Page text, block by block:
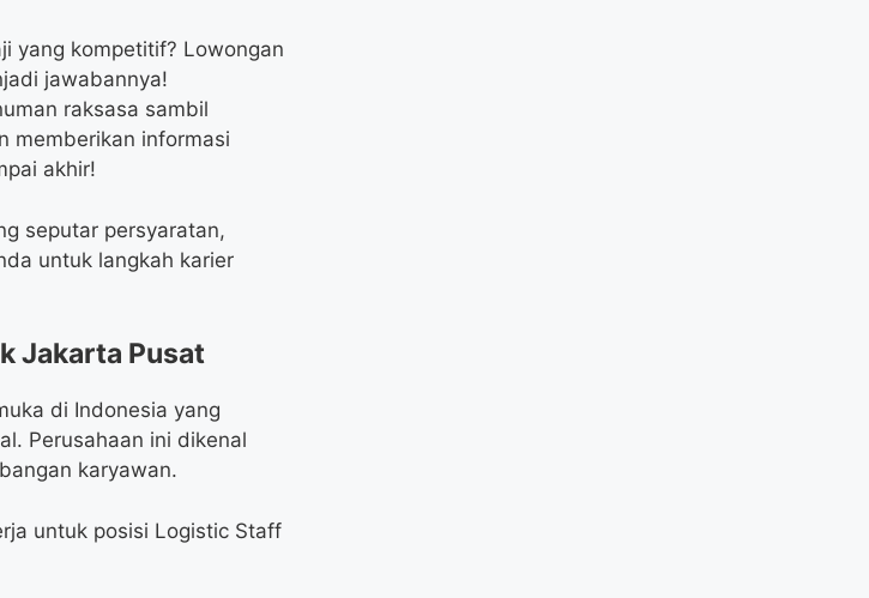
yang kompetitif? Lowongan
jawabannya!
raksasa sambil
memberikan informasi
akhir!
seputar persyaratan,
untuk langkah karier
Jakarta Pusat
di Indonesia yang
Perusahaan ini dikenal
karyawan.
untuk posisi Logistic Staff